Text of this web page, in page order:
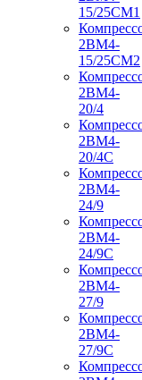
15/25СМ1
2ВМ4-
15/25СМ2
2ВМ4-
20/4
2ВМ4-
20/4С
2ВМ4-
24/9
2ВМ4-
24/9С
2ВМ4-
27/9
2ВМ4-
27/9С